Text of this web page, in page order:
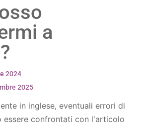
a
2024
2025
in inglese, eventuali errori di
essere confrontati con l'articolo